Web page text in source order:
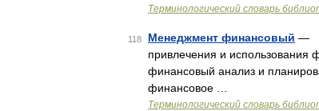
Терминологический словарь
118 Менеджмент финансовый —
привлечения и использования
финансовый анализ и
финансовое …
Терминологический словарь